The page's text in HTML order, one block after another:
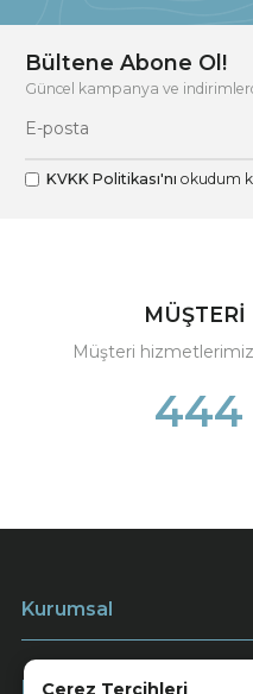
Çerez Tercihleri
Bültene Abone Ol!
Güncel kampanya ve
KVKK Politikası'nı okudum
Müşteri
444
Kurumsal
Müşteri Hizmetleri